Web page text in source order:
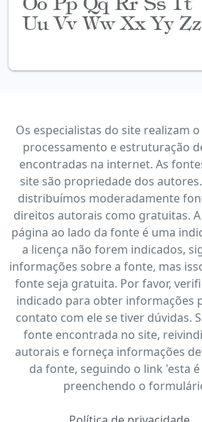
Os especialistas do site realizam
processamento e estruturação
encontradas na internet. As
site são propriedade dos
distribuímos moderadamente
direitos autorais como gratuitas.
página ao lado da fonte é uma
a licença não forem indicados,
informações sobre a fonte, mas
fonte seja gratuita. Por favor,
indicado para obter informações
contato com ele se tiver dúvidas.
fonte encontrada no site,
autorais e forneça informações
da fonte, seguindo o link 'esta
preenchendo o